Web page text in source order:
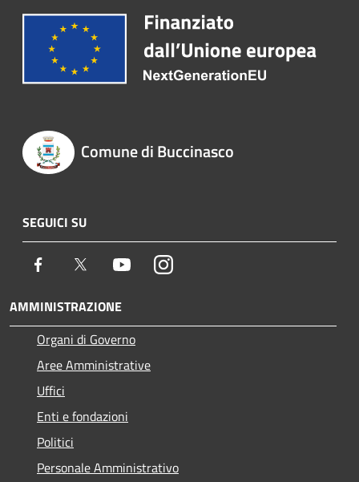
Comune di Buccinasco
SEGUICI SU
Facebook Twitter YoutubeInstagram
AMMINISTRAZIONE
Organi di Governo
Aree Amministrative
Uffici
Enti e fondazioni
Politici
Personale Amministrativo